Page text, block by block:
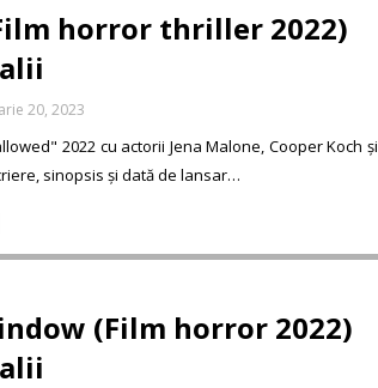
horror thriller 2022)
20, 2023
2022 cu actorii Jena Malone, Cooper Koch și
sinopsis și dată de lansar…
(Film horror 2022)